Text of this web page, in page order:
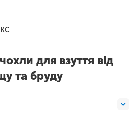
для взуття від
та бруду